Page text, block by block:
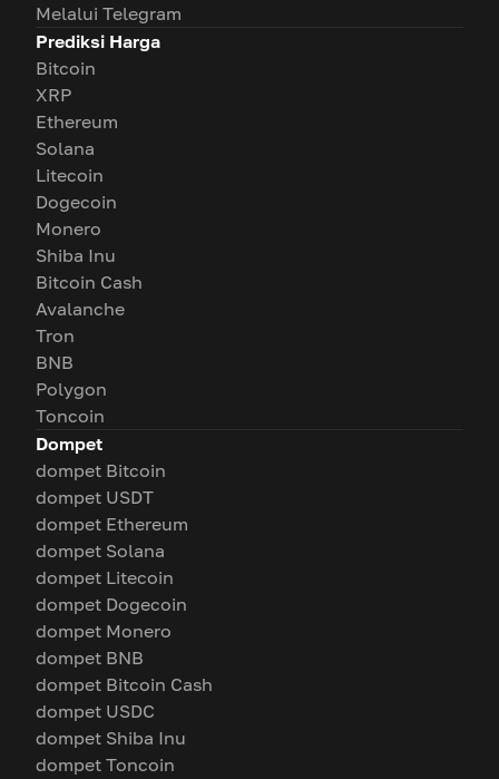
Melalui Telegram
Prediksi Harga
Bitcoin
XRP
Ethereum
Solana
Litecoin
Dogecoin
Monero
Shiba Inu
Bitcoin Cash
Avalanche
Tron
BNB
Polygon
Toncoin
Dompet
dompet Bitcoin
dompet USDT
dompet Ethereum
dompet Solana
dompet Litecoin
dompet Dogecoin
dompet Monero
dompet BNB
dompet Bitcoin Cash
dompet USDC
dompet Shiba Inu
dompet Toncoin